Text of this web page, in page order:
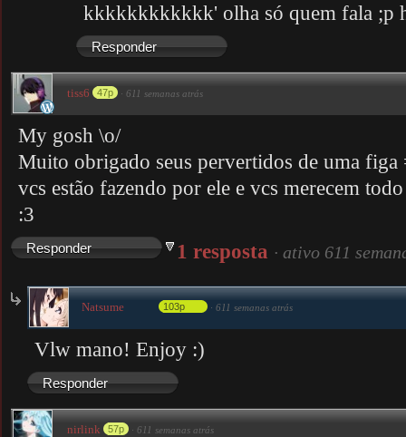
kkkkkkkkkkkk' olha só quem fala ;p
Responder
tiss6 47p · 611 semanas atrás
My gosh \o/
Muito obrigado seus pervertidos de uma figa
vcs estão fazendo por ele e vcs merecem
:3
Responder 1 resposta · ativo 611
Natsume 103p · 611 semanas atrás
Vlw mano! Enjoy :)
Responder
nirlink 57p · 611 semanas atrás